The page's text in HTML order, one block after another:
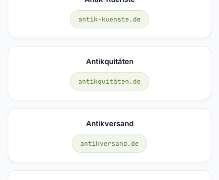
antik-kuenste.de
Antikquitäten
antikquitäten.de
Antikversand
antikversand.de